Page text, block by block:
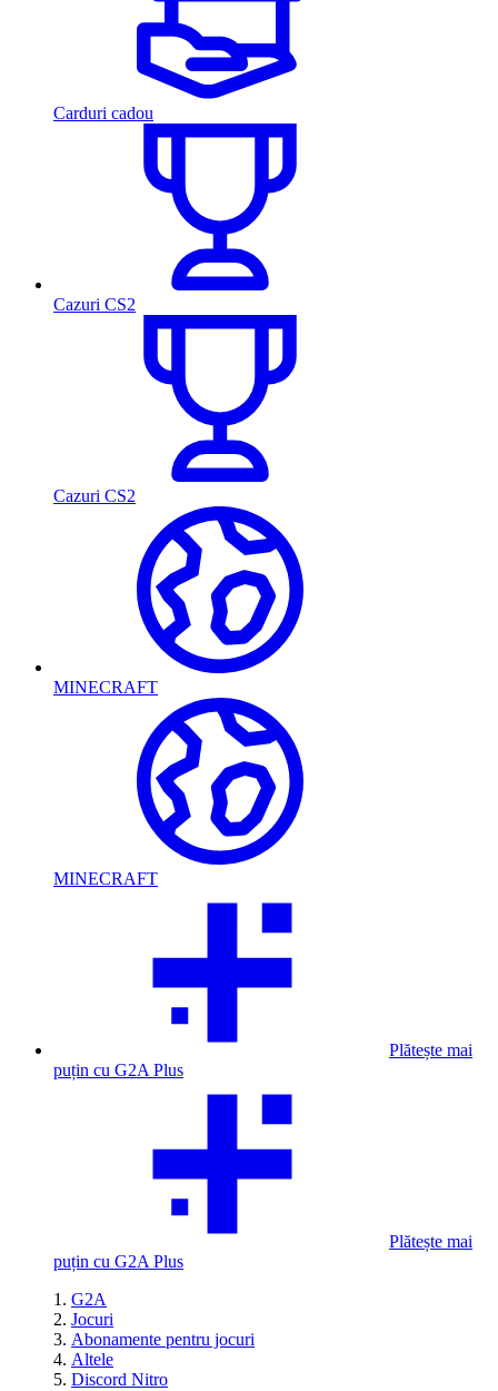
Carduri cadou
Cazuri CS2
Cazuri CS2
MINECRAFT
MINECRAFT
Plătește mai
puțin cu G2A Plus
Plătește mai
puțin cu G2A Plus
G2A
Jocuri
Abonamente pentru jocuri
Altele
Discord Nitro